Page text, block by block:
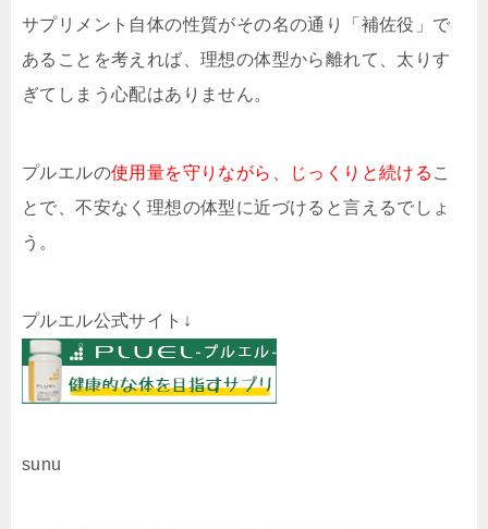
サプリメント自体の性質がその名の通り「補佐役」で
あることを考えれば、理想の体型から離れて、太りす
ぎてしまう心配はありません。
プルエルの使用量を守りながら、じっくりと続ける こ
とで、不安なく理想の体型に近づけると言えるでしょ
う。
プルエル公式サイト↓
sunu